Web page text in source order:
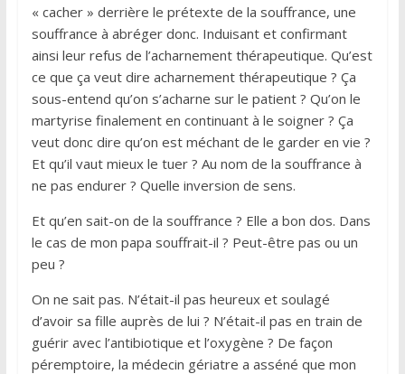
« cacher » derrière le prétexte de la souffrance, une
souffrance à abréger donc. Induisant et confirmant
ainsi leur refus de l’acharnement thérapeutique. Qu’est
ce que ça veut dire acharnement thérapeutique ? Ça
sous-entend qu’on s’acharne sur le patient ? Qu’on le
martyrise finalement en continuant à le soigner ? Ça
veut donc dire qu’on est méchant de le garder en vie ?
Et qu’il vaut mieux le tuer ? Au nom de la souffrance à
ne pas endurer ? Quelle inversion de sens.
Et qu’en sait-on de la souffrance ? Elle a bon dos. Dans
le cas de mon papa souffrait-il ? Peut-être pas ou un
peu ?
On ne sait pas. N’était-il pas heureux et soulagé
d’avoir sa fille auprès de lui ? N’était-il pas en train de
guérir avec l’antibiotique et l’oxygène ? De façon
péremptoire, la médecin gériatre a asséné que mon